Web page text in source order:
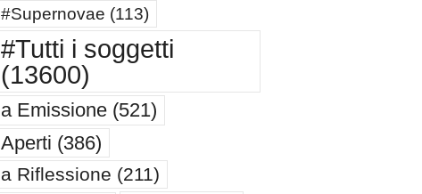
#Supernovae (113)
#Tutti i soggetti
(13600)
a Emissione(521)
Aperti (386)
a Riflessione (211)